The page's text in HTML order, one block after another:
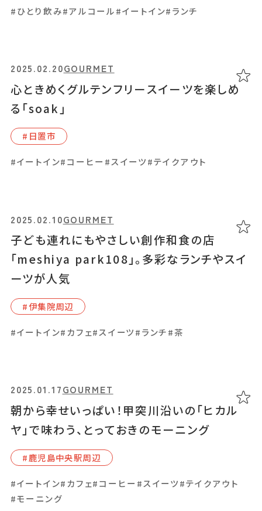
#ひとり飲み#アルコール#イートイン#ランチ
心ときめくグルテンフリースイーツを楽しめ
る「soak」
2025.02.20GOURMET
#⽇置市
#イートイン#コーヒー #スイーツ#テイクアウト
子ども連れにもやさしい創作和食の店
「meshiya park108」。多彩なランチやスイ
ーツが人気
2025.02.10GOURMET
#伊集院周辺
#イートイン#カフェ#スイーツ#ランチ#茶
朝から幸せいっぱい！甲突川沿いの「ヒカル
ヤ」で味わう、とっておきのモーニング
2025.01.17GOURMET
#⿅児島中央駅周辺
#イートイン#カフェ#コーヒー #スイーツ#テイクアウト
#モーニング
るお茶の味を楽しんで
#鹿児島駅周辺
#紅茶#茶
楽曲を聴かせたブドウは甘い仕上がり！
#錦江町
#イートイン#スイーツ
#家族・子ども#果物狩り
しいスイーツが大人気「お豆富sweets
emifull」